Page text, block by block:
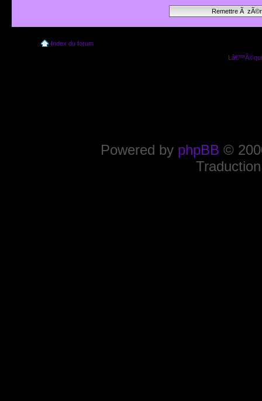
Index du forum
Powered by phpBB ©